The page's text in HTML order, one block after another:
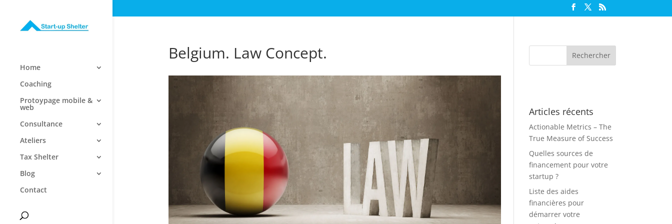
Home
Coaching
Protoypage mobile &
web
Consultance
Ateliers
Tax Shelter
Blog
Contact
Belgium. Law Concept.
Articles récents
Actionable Metrics – The
True Measure of Success
Quelles sources de
financement pour votre
startup ?
Liste des aides
financières pour
démarrer votre